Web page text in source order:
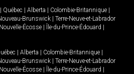
Québec Alberta Colombie-Britannique
Brunswick
Terre-Neuve-et-Labrador
Nouvelle-Écosse Île-du-Prince-Édouard
Alberta Colombie-Britannique
Brunswick
Terre-Neuve-et-Labrador
Nouvelle-Écosse Île-du-Prince-Édouard